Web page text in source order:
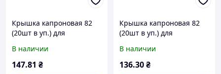
Крышка капроновая 82
(20шт в уп.) для
В наличии
147.81 ₴
Крышка капроновая 82
(20шт в уп.) для
В наличии
136.30₴